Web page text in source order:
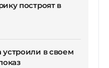
построят в
в своем